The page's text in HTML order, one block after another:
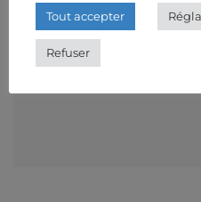
Tout accepter
Refuser